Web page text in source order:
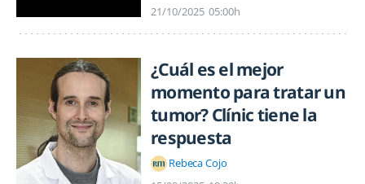
21/10/2025 05:00h
¿Cuál es el mejor
momento para tratar un
tumor? Clínic tiene la
respuesta
Rebeca Cojo